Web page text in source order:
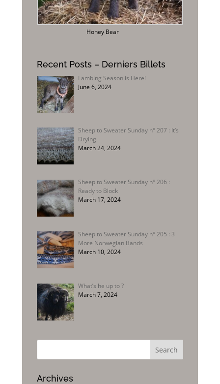
Honey Bear
Recent Posts – Derniers Billets
Lambing Season is Here!
June 6, 2024
Sheep to Sweater Sunday n° 207 : It’s
Drying
March 24, 2024
Sheep to Sweater Sunday n° 206 :
Ready to Block
March 17, 2024
Sheep to Sweater Sunday n° 205 : 3
More Norwegian Bands
March 10, 2024
What’s he up to ?
March 7, 2024
Archives